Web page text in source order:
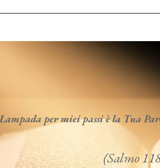
per miei passi è la Tua
(Salmo